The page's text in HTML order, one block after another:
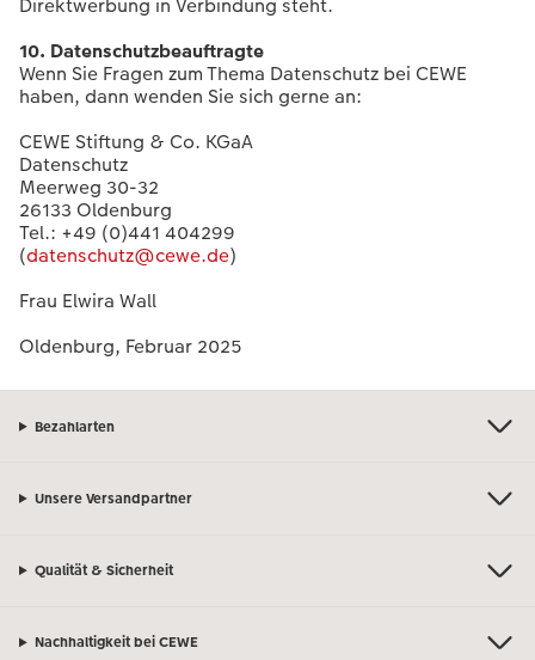
Direktwerbung in Verbindung steht.
10. Datenschutzbeauftragte
Wenn Sie Fragen zum Thema Datenschutz bei CEWE
haben, dann wenden Sie sich gerne an:
CEWE Stiftung & Co. KGaA
Datenschutz
Meerweg 30-32
26133 Oldenburg
Tel.: +49 (0)441 404299
(datenschutz@cewe.de)
Frau Elwira Wall
Oldenburg, Februar 2025
Bezahlarten
Unsere Versandpartner
Qualität & Sicherheit
Nachhaltigkeit bei CEWE